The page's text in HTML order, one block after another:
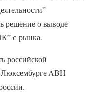
решение о выводе
с рынка.
российской
ABH